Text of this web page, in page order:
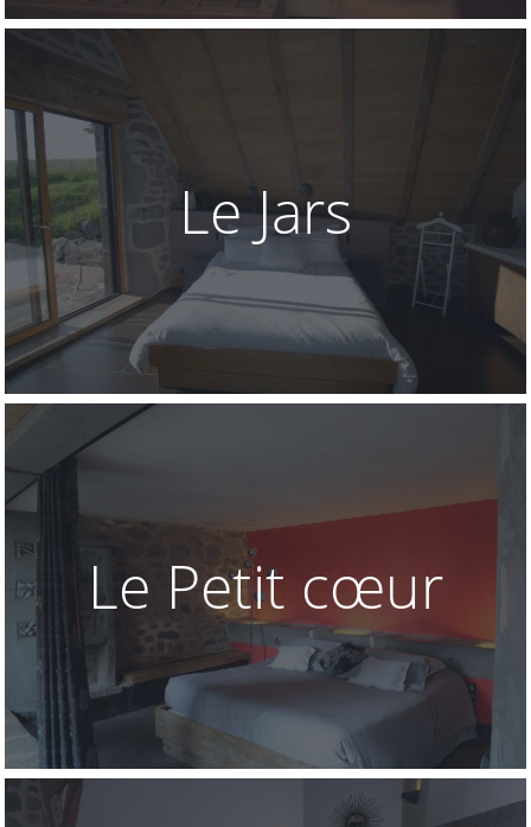
Le Jars
Le Petit cœur